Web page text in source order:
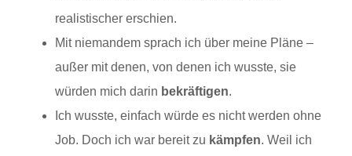
realistischer erschien.
Mit niemandem sprach ich über meine Pläne –
außer mit denen, von denen ich wusste, sie
würden mich darin bekräftigen.
Ich wusste, einfach würde es nicht werden ohne
Job. Doch ich war bereit zu kämpfen. Weil ich